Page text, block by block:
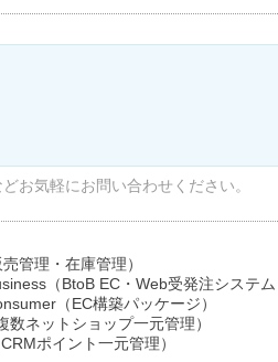
お気軽にお問い合わせください。
管理・在庫管理）
（BtoB EC・Web受発注システ
（EC構築パッケージ）
ネットショップ一元管理）
ポイント一元管理）